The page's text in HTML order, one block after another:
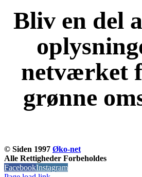
Bliv en del
netværket
grønne
© Siden 1997 Øko-net
Alle Rettigheder Forbeholdes
FacebookInstagram